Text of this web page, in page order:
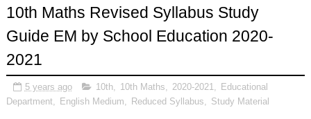
10th Maths Revised Syllabus Study
Guide EM by School Education 2020-
2021
5 years ago 10th, 10th Maths 2020-2021
Educational
Department
English Medium Reduced Syllabus Study Material